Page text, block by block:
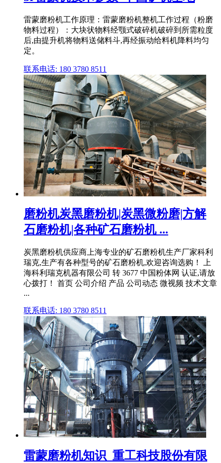
雷蒙磨粉机工作原理：雷蒙磨粉机整机工作过程（粉磨
物料过程）：大块状物料经颚式破碎机破碎到所需粒度
后,由提升机将物料送储料斗,再经振动给料机降料均匀
定。
联系电话: 180 3780 8511
磨粉机炭黑磨粉机|炭黑微粉磨|方解
石磨粉机|各种矿石磨粉机 ...
炭黑磨粉机供应商上海专业的矿石磨粉机生产厂家科利
瑞克,生产有各种型号的矿石磨粉机,欢迎咨询选购！ 上
海科利瑞克机器有限公司 转 3677 中国粉体网 认证,请放
心拨打！ 首页 公司介绍 产品 公司动态 微视频 技术文章
...
联系电话: 180 3780 8511
雷蒙磨粉机知识_重工科技股份有限